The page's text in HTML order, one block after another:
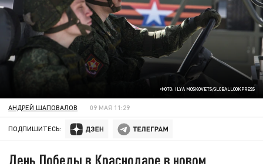
ФОТО: ILYA MOSKOVETS/GLOBALLOOKPRESS
АНДРЕЙ ШАПОВАЛОВ 09 МАЯ 11:29
ПОДПИШИТЕСЬ:
День Победы в Краснодаре в новом